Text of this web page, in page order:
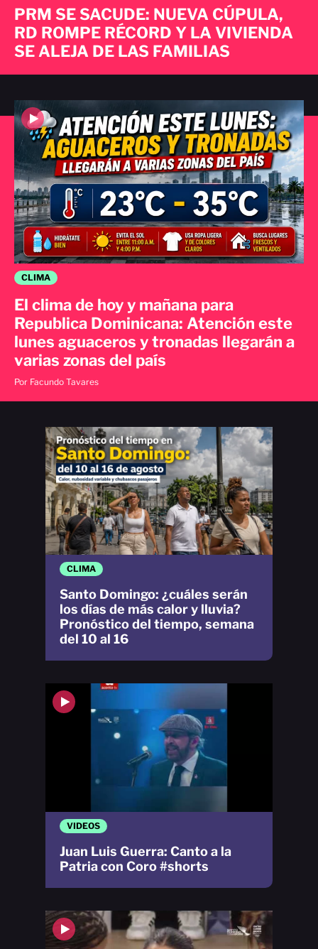
CLIMA
El clima de hoy y mañana para
Republica Dominicana: Atención este
lunes aguaceros y tronadas llegarán a
varias zonas del país
Por Facundo Tavares
PRM SE SACUDE: NUEVA CÚPULA,
RD ROMPE RÉCORD Y LA VIVIENDA
SE ALEJA DE LAS FAMILIAS
VIDEOS
Juan Luis Guerra: Canto a la
Patria con Coro #shorts
CLIMA
Santo Domingo: ¿cuáles serán
los días de más calor y lluvia?
Pronóstico del tiempo, semana
del 10 al 16